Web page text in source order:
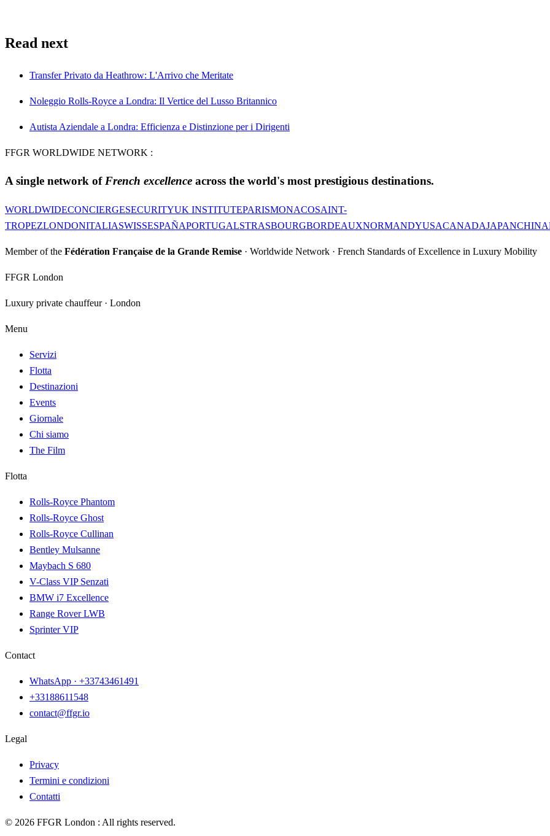
Read next
Transfer Privato da Heathrow: L'Arrivo che Meritate
Noleggio Rolls-Royce a Londra: Il Vertice del Lusso Britannico
Autista Aziendale a Londra: Efficienza e Distinzione per i Dirigenti
FFGR WORLDWIDE NETWORK :
A single network of French excellence across the world's most prestigious destinations.
WORLDWIDECONCIERGESECURITYUK INSTITUTEPARISMONACOSAINT-
TROPEZLONDONITALIASWISSESPAÑAPORTUGALSTRASBOURGBORDEAUXNORMANDYUSACANADAJAPANCHINA
Member of the Fédération Française de la Grande Remise · Worldwide Network · French Standards of Excellence in Luxury Mobility
FFGR London
Luxury private chauffeur · London
Menu
Servizi
Flotta
Destinazioni
Events
Giornale
Chi siamo
The Film
Flotta
Rolls-Royce Phantom
Rolls-Royce Ghost
Rolls-Royce Cullinan
Bentley Mulsanne
Maybach S 680
V-Class VIP Senzati
BMW i7 Excellence
Range Rover LWB
Sprinter VIP
Contact
WhatsApp · +33743461491
+33188611548
contact@ffgr.io
Legal
Privacy
Termini e condizioni
Contatti
© 2026 FFGR London : All rights reserved.